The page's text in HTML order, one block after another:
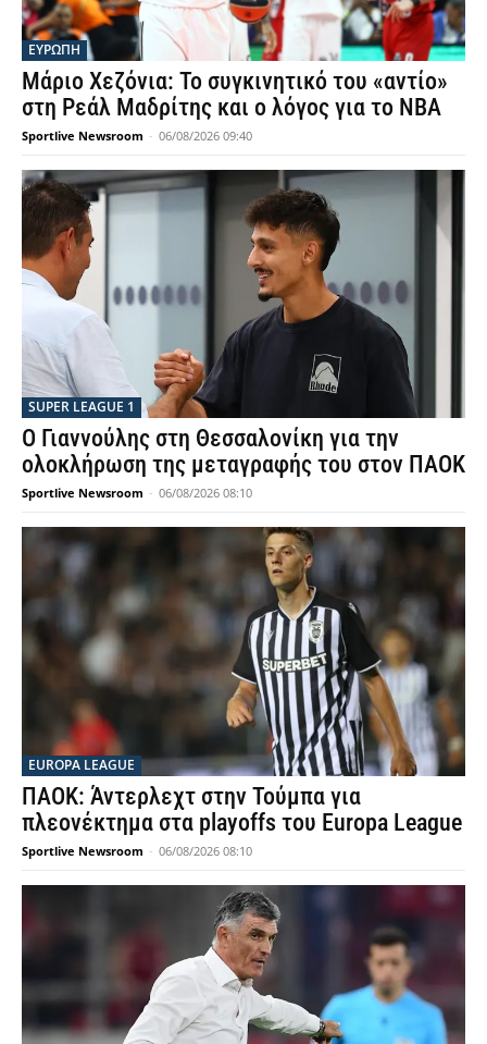
ΕΥΡΩΠΗ
Μάριο Χεζόνια: Το συγκινητικό του «αντίο»
στη Ρεάλ Μαδρίτης και ο λόγος για το NBA
Sportlive Newsroom - 06/08/2026 09:40
SUPER LEAGUE 1
Ο Γιαννούλης στη Θεσσαλονίκη για την
ολοκλήρωση της μεταγραφής του στον ΠΑΟΚ
Sportlive Newsroom - 06/08/2026 08:10
EUROPA LEAGUE
ΠΑΟΚ: Άντερλεχτ στην Τούμπα για
πλεονέκτημα στα playoffs του Europa League
Sportlive Newsroom - 06/08/2026 08:10